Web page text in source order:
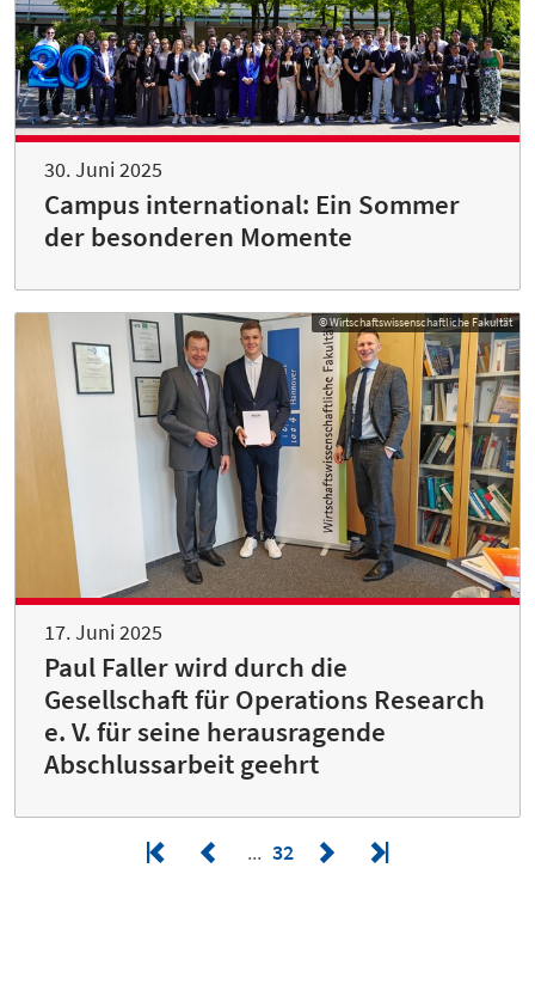
30. Juni 2025
Campus international: Ein Sommer
der besonderen Momente
© Wirtschaftswissenschaftliche Fakultät
17. Juni 2025
Paul Faller wird durch die
Gesellschaft für Operations Research
e. V. für seine herausragende
Abschlussarbeit geehrt
32